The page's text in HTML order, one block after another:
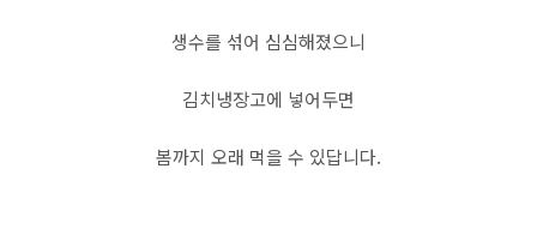
생수를 섞어 심심해졌으니
김치냉장고에 넣어두면
봄까지 오래 먹을 수 있답니다.